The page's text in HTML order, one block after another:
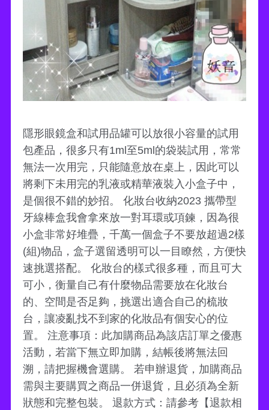
隱形眼鏡盒和試用品罐可以放很小容量的試用
包產品，很多只有1ml至5ml的袋裝試用，常常
無法一次用完，只能隨意放在桌上，因此可以
將剩下未用完的乳液或精華液裝入小盒子中，
是個很不錯的妙招。 化妝台收納2023 攜帶型
牙線棒盒我會拿來放一對耳環或項鍊，因為很
小盒非常好堆疊，千萬一個盒子不要放超過2樣
(組)物品，盒子選留透明可以一目瞭然，方便快
速挑選搭配。 化妝台的樣式很多種，而且可大
可小，衡量自己有什麼物品需要放在化妝台
的、空間是否足夠，挑選出適合自己的梳妝
台，讓凌亂找不到家的化妝品有個安心的位
置。 注意事項：此加購商品為該店訂單之優惠
活動，若當下無立即加購，結帳後將無法回
溯，請把握機會選購。 若申辦退貨，加購商品
需與主要購買之商品一併退貨，且必須為全新
狀態和完整包裝。 退款方式：請參考【退款相